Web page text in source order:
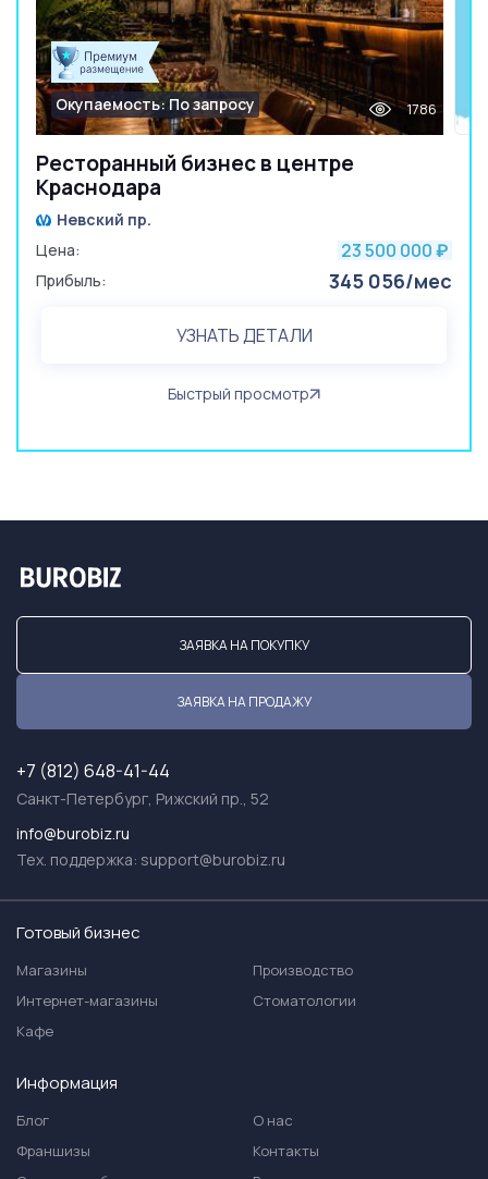
Ресторанный бизнес в центре
Краснодара
Окупаемость: По запросу 1786
Невский пр.
Цена:
23 500 000 ₽
Прибыль: 345 056/мес
УЗНАТЬ ДЕТАЛИ
Быстрый просмотр
ЗАЯВКА НА ПОКУПКУ
ЗАЯВКА НА ПРОДАЖУ
+7 (812) 648-41-44
Санкт-Петербург, Рижский пр., 52
info@burobiz.ru
Тех. поддержка: support@burobiz.ru
Готовый бизнес
Магазины
Интернет-магазины
Кафе
Производство
Стоматологии
Информация
Блог
Франшизы
О нас
Контакты